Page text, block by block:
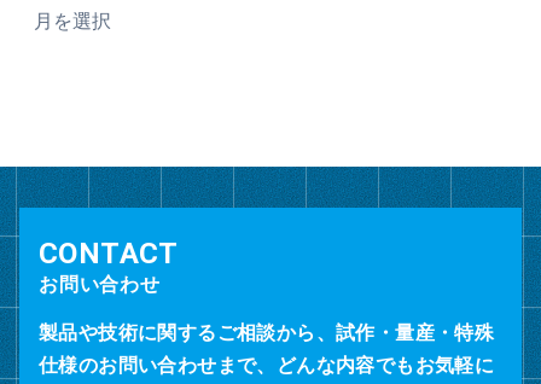
ー
お問い合わせ
製品や技術に関するご相談から、試作・量産・特殊
仕様のお問い合わせまで、どんな内容でもお気軽に